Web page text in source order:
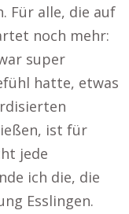
Für alle, die auf
noch mehr:
super
hatte, etwas
ist für
jede
ich die, die
Esslingen.